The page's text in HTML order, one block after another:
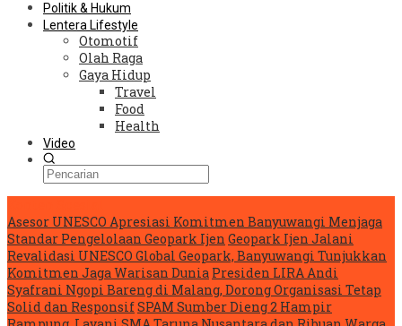
Politik & Hukum
Lentera Lifestyle
Otomotif
Olah Raga
Gaya Hidup
Travel
Food
Health
Video
Asesor UNESCO Apresiasi Komitmen Banyuwangi Menjaga
Standar Pengelolaan Geopark Ijen Geopark Ijen Jalani
Revalidasi UNESCO Global Geopark, Banyuwangi Tunjukkan
Komitmen Jaga Warisan Dunia Presiden LIRA Andi
Syafrani Ngopi Bareng di Malang, Dorong Organisasi Tetap
Solid dan ResponsifSPAM Sumber Dieng 2 Hampir